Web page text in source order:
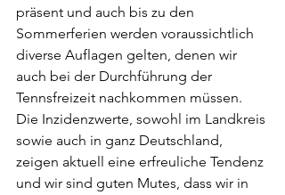
präsent und auch bis zu den
Sommerferien werden voraussichtlich
diverse Auflagen gelten, denen wir
auch bei der Durchführung der
Tennsfreizeit nachkommen müssen.
Die Inzidenzwerte, sowohl im Landkreis
sowie auch in ganz Deutschland,
zeigen aktuell eine erfreuliche Tendenz
und wir sind guten Mutes, dass wir in